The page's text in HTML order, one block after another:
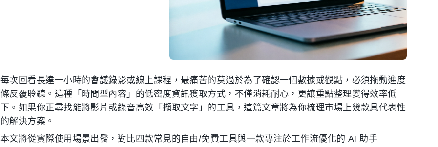
每次回看長達一小時的會議錄影或線上課程，最痛苦的莫過於為了確認一個數據或觀點，必須拖動進度
條反覆聆聽。這種「時間型內容」的低密度資訊獲取方式，不僅消耗耐心，更讓重點整理變得效率低
下。如果你正尋找能將影片或錄音高效「擷取文字」的工具，這篇文章將為你梳理市場上幾款具代表性
的解決方案。
本文將從實際使用場景出發，對比四款常見的自由/免費工具與一款專注於工作流優化的 AI 助手